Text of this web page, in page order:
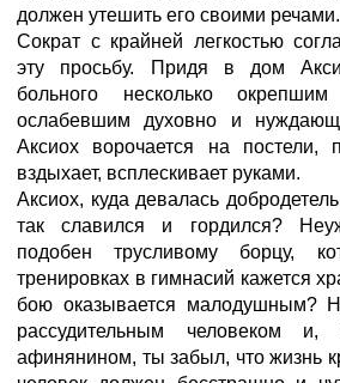
должен утешить его своими речами.
Сократ с крайней легкостью
эту просьбу. Придя в дом
больного несколько
ослабевшим духовно и
Аксиох ворочается на постели,
вздыхает, всплескивает руками.
Аксиох, куда девалась
так славился и гордился?
подобен трусливому борцу,
тренировках в гимнасий кажется
бою оказывается малодушным?
рассудительным человеком
афинянином, ты забыл, что жизнь